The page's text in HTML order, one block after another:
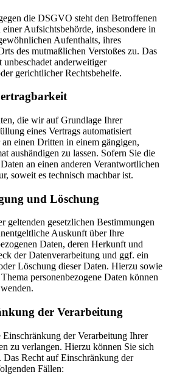
die DSGVO steht den Betroffenen
Aufsichtsbehörde, insbesondere in
Aufenthalts, ihres
des mutmaßlichen Verstoßes zu. Das
unbeschadet anderweitiger
gerichtlicher Rechtsbehelfe.
die wir auf Grundlage Ihrer
eines Vertrags automatisiert
einen Dritten in einem gängigen,
aushändigen zu lassen. Sofern Sie die
an einen anderen Verantwortlichen
soweit es technisch machbar ist.
und Löschung
geltenden gesetzlichen Bestimmungen
Auskunft über Ihre
Daten, deren Herkunft und
der Datenverarbeitung und ggf. ein
Löschung dieser Daten. Hierzu sowie
personenbezogene Daten können
der Verarbeitung
Einschränkung der Verarbeitung Ihrer
zu verlangen. Hierzu können Sie sich
Das Recht auf Einschränkung der
Fällen: